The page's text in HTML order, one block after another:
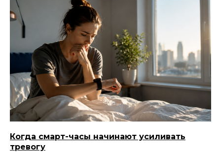
Когда смарт-часы начинают усиливать
тревогу